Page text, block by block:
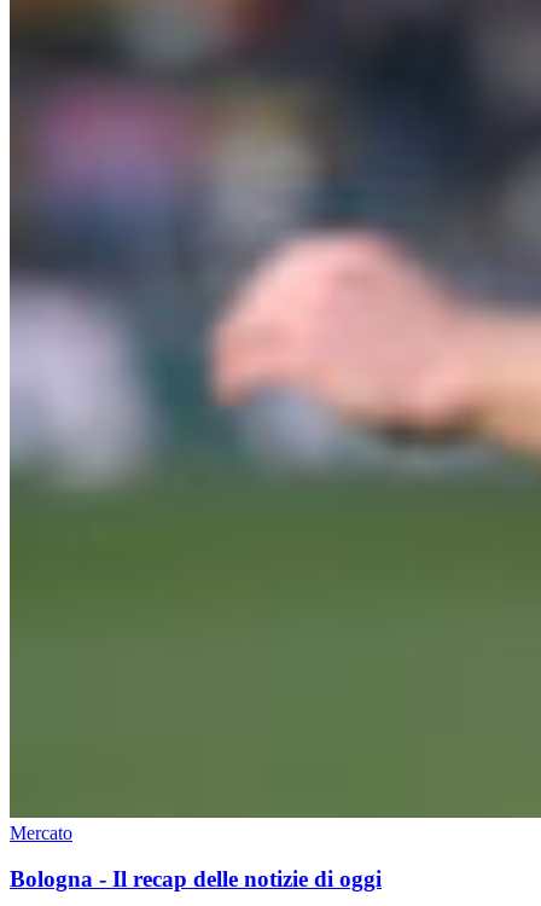
Mercato
Bologna - Il recap delle notizie di oggi